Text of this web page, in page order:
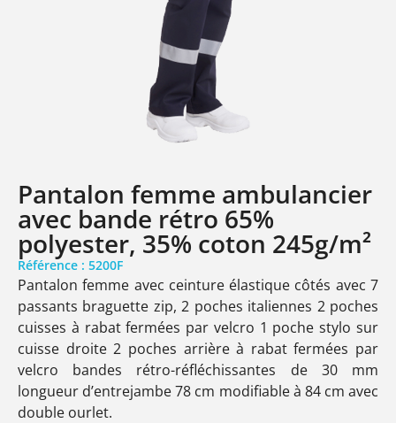
Pantalon femme ambulancier
avec bande rétro 65%
polyester, 35% coton 245g/m²
Référence : 5200F
Pantalon femme avec ceinture élastique côtés avec 7
passants braguette zip, 2 poches italiennes 2 poches
cuisses à rabat fermées par velcro 1 poche stylo sur
cuisse droite 2 poches arrière à rabat fermées par
velcro bandes rétro-réfléchissantes de 30 mm
longueur d’entrejambe 78 cm modifiable à 84 cm avec
double ourlet.